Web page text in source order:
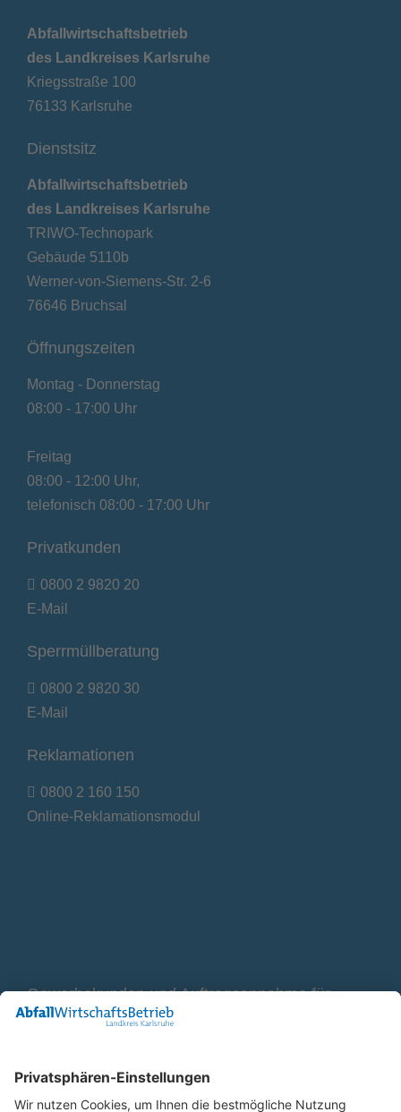
Abfallwirtschaftsbetrieb
des Landkreises Karlsruhe
Kriegsstraße 100
76133 Karlsruhe
Dienstsitz
Abfallwirtschaftsbetrieb
des Landkreises Karlsruhe
TRIWO-Technopark
Gebäude 5110b
Werner-von-Siemens-Str. 2-6
76646 Bruchsal
Öffnungszeiten
Montag - Donnerstag
08:00 - 17:00 Uhr
Freitag
08:00 - 12:00 Uhr,
telefonisch 08:00 - 17:00 Uhr
Privatkunden
0800 2 9820 20
E-Mail
Sperrmüllberatung
0800 2 9820 30
E-Mail
Reklamationen
0800 2 160 150
Online-Reklamationsmodul
Gewerbekunden und Auftragsannahme für
Container
E-Mail